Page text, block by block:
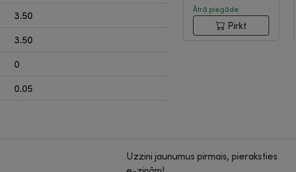
3.50
3.50
0
0.05
Ātrā piegāde
Pirkt
Uzzini jaunumus pirmais, pieraksties